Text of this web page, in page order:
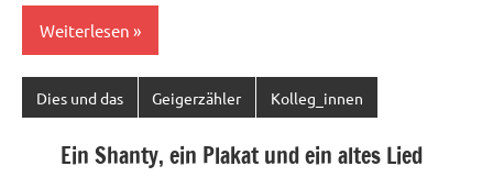
Weiterlesen
Dies und das Geigerzähler Kolleg_innen
Ein Shanty, ein Plakat und ein altes Lied